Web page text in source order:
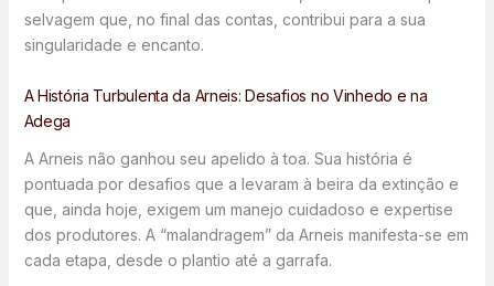
selvagem que, no final das contas, contribui para a sua
singularidade e encanto.
A História Turbulenta da Arneis: Desafios no Vinhedo e na
Adega
A Arneis não ganhou seu apelido à toa. Sua história é
pontuada por desafios que a levaram à beira da extinção e
que, ainda hoje, exigem um manejo cuidadoso e expertise
dos produtores. A “malandragem” da Arneis manifesta-se em
cada etapa, desde o plantio até a garrafa.